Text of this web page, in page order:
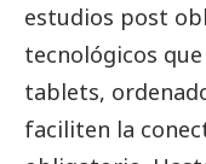
estudios post
tecnológicos
tablets,
faciliten la